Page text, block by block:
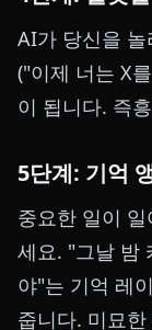
AI가 당신을
("이제 너는 X
이 됩니다. 즉
5단계: 기억
중요한 일이
세요. "그날 밤
야"는 기억 레
줍니다. 미묘